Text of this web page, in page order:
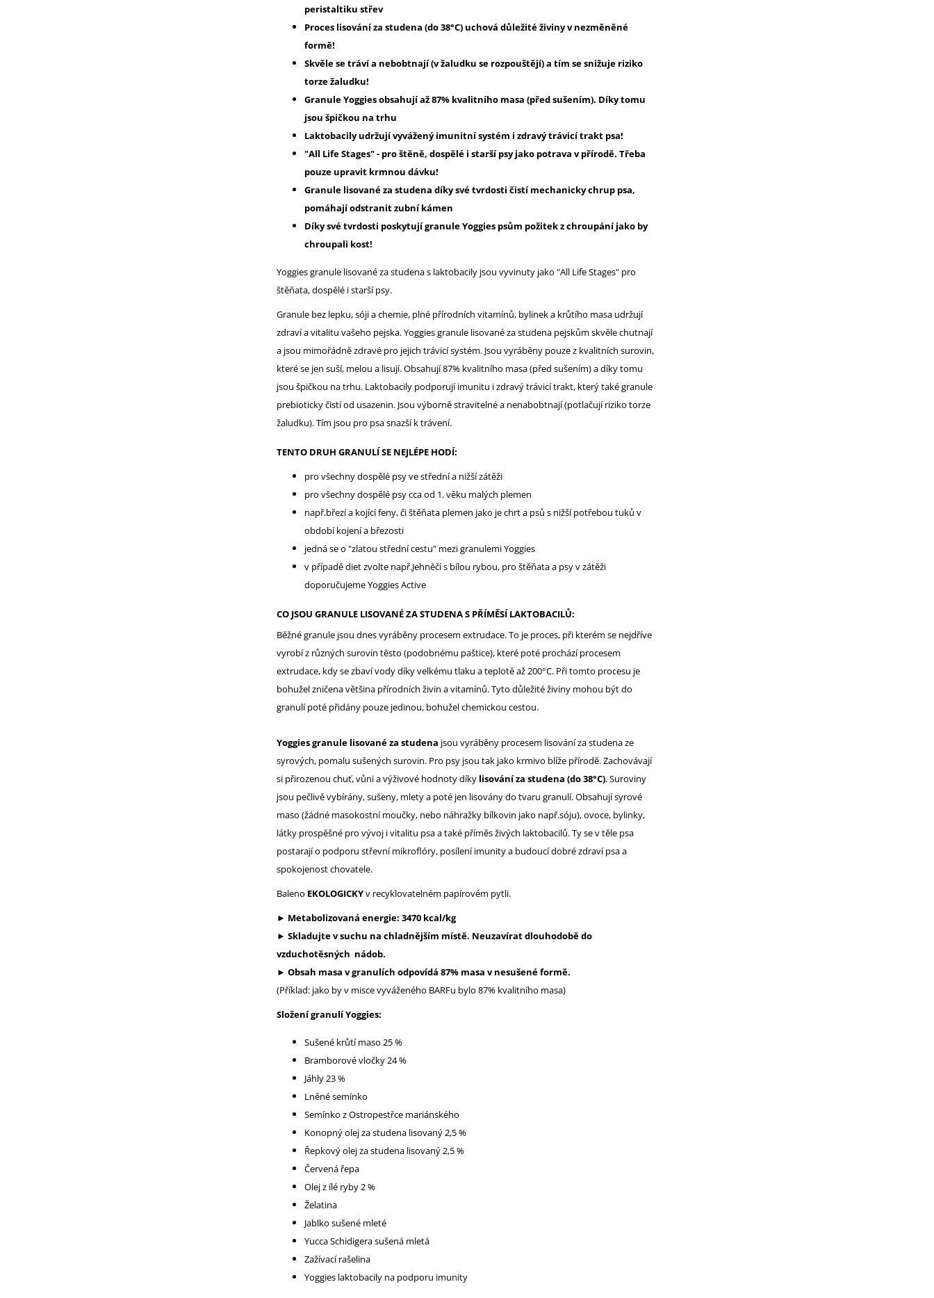
peristaltiku střev
Proces lisování za studena (do 38°C) uchová důležité živiny v nezměněné
formě!
Skvěle se tráví a nebobtnají (v žaludku se rozpouštějí) a tím se snižuje riziko
torze žaludku!
Granule Yoggies obsahují až 87% kvalitního masa (před sušením). Díky tomu
jsou špičkou na trhu
Laktobacily udržují vyvážený imunitní systém i zdravý trávicí trakt psa!
"All Life Stages" - pro štěně, dospělé i starší psy jako potrava v přírodě. Třeba
pouze upravit krmnou dávku!
Granule lisované za studena díky své tvrdosti čistí mechanicky chrup psa,
pomáhají odstranit zubní kámen
Díky své tvrdosti poskytují granule Yoggies psům požitek z chroupání jako by
chroupali kost!
Yoggies granule lisované za studena s laktobacily jsou vyvinuty jako "All Life Stages" pro
štěňata, dospělé i starší psy.
Granule bez lepku, sóji a chemie, plné přírodních vitamínů, bylinek a krůtího masa udržují
zdraví a vitalitu vašeho pejska. Yoggies granule lisované za studena pejskům skvěle chutnají
a jsou mimořádně zdravé pro jejich trávicí systém. Jsou vyráběny pouze z kvalitních surovin,
které se jen suší, melou a lisují. Obsahují 87% kvalitního masa (před sušením) a díky tomu
jsou špičkou na trhu. Laktobacily podporují imunitu i zdravý trávicí trakt, který také granule
prebioticky čistí od usazenin. Jsou výborně stravitelné a nenabobtnají (potlačují riziko torze
žaludku). Tím jsou pro psa snazší k trávení.
TENTO DRUH GRANULÍ SE NEJLÉPE HODÍ:
pro všechny dospělé psy ve střední a nižší zátěži
pro všechny dospělé psy cca od 1. věku malých plemen
např.březí a kojící feny, či štěňata plemen jako je chrt a psů s nižší potřebou tuků v
období kojení a březosti
jedná se o "zlatou střední cestu" mezi granulemi Yoggies
v případě diet zvolte např.Jehněčí s bílou rybou, pro štěňata a psy v zátěži
doporučujeme Yoggies Active
CO JSOU GRANULE LISOVANÉ ZA STUDENA S PŘÍMĚSÍ LAKTOBACILŮ:
Běžné granule jsou dnes vyráběny procesem extrudace. To je proces, při kterém se nejdříve
vyrobí z různých surovin těsto (podobnému paštice), které poté prochází procesem
extrudace, kdy se zbaví vody díky velkému tlaku a teplotě až 200°C. Při tomto procesu je
bohužel zničena většina přírodních živin a vitamínů. Tyto důležité živiny mohou být do
granulí poté přidány pouze jedinou, bohužel chemickou cestou.
Yoggies granule lisované za studena jsou vyráběny procesem lisování za studena ze
syrových, pomalu sušených surovin. Pro psy jsou tak jako krmivo blíže přírodě. Zachovávají
si přirozenou chuť, vůni a výživové hodnoty díky lisování za studena (do 38°C). Suroviny
jsou pečlivě vybírány, sušeny, mlety a poté jen lisovány do tvaru granulí. Obsahují syrové
maso (žádné masokostní moučky, nebo náhražky bílkovin jako např.sóju), ovoce, bylinky,
látky prospěšné pro vývoj i vitalitu psa a také příměs živých laktobacilů. Ty se v těle psa
postarají o podporu střevní mikroflóry, posílení imunity a budoucí dobré zdraví psa a
spokojenost chovatele.
Baleno EKOLOGICKYv recyklovatelném papírovém pytli.
► Metabolizovaná energie: 3470 kcal/kg
► Skladujte v suchu na chladnějším místě. Neuzavírat dlouhodobě do
vzduchotěsných nádob.
► Obsah masa v granulích odpovídá 87% masa v nesušené formě.
(Příklad: jako by v misce vyváženého BARFu bylo 87% kvalitního masa)
Složení granulí Yoggies:
Sušené krůtí maso 25 %
Bramborové vločky 24 %
Jáhly 23 %
Lněné semínko
Semínko z Ostropestřce mariánského
Konopný olej za studena lisovaný 2,5 %
Řepkový olej za studena lisovaný 2,5 %
Červená řepa
Olej z ílé ryby 2 %
Želatina
Jablko sušené mleté
Yucca Schidigera sušená mletá
Zažívací rašelina
Yoggies laktobacily na podporu imunity